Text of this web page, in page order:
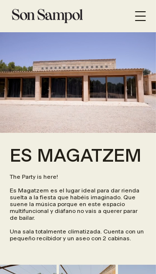
ES MAGATZEM
The Party is here!​
Es Magatzem es el lugar ideal para dar rienda
suelta a la fiesta que habéis imaginado. Que
suene la música porque en este espacio
multifuncional y diáfano no vais a querer parar
de bailar.
Una sala totalmente climatizada. Cuenta con un
pequeño recibidor y un aseo con 2 cabinas.